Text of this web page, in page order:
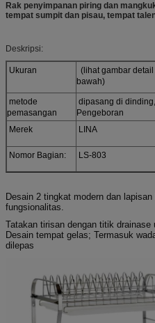
Rak penyimpanan piring dan
tempat sumpit dan pisau, tempat
Deskripsi:
Ukuran
(lihat gambar detail
bawah)
metode
pemasangan
dipasang di dinding,
Pengeboran
Merek LINA
Nomor Bagian: LS-803
Desain 2 tingkat modern dan
fungsionalitas.
Tatakan tirisan dengan titik
Desain tempat gelas; Termasuk
dilepas